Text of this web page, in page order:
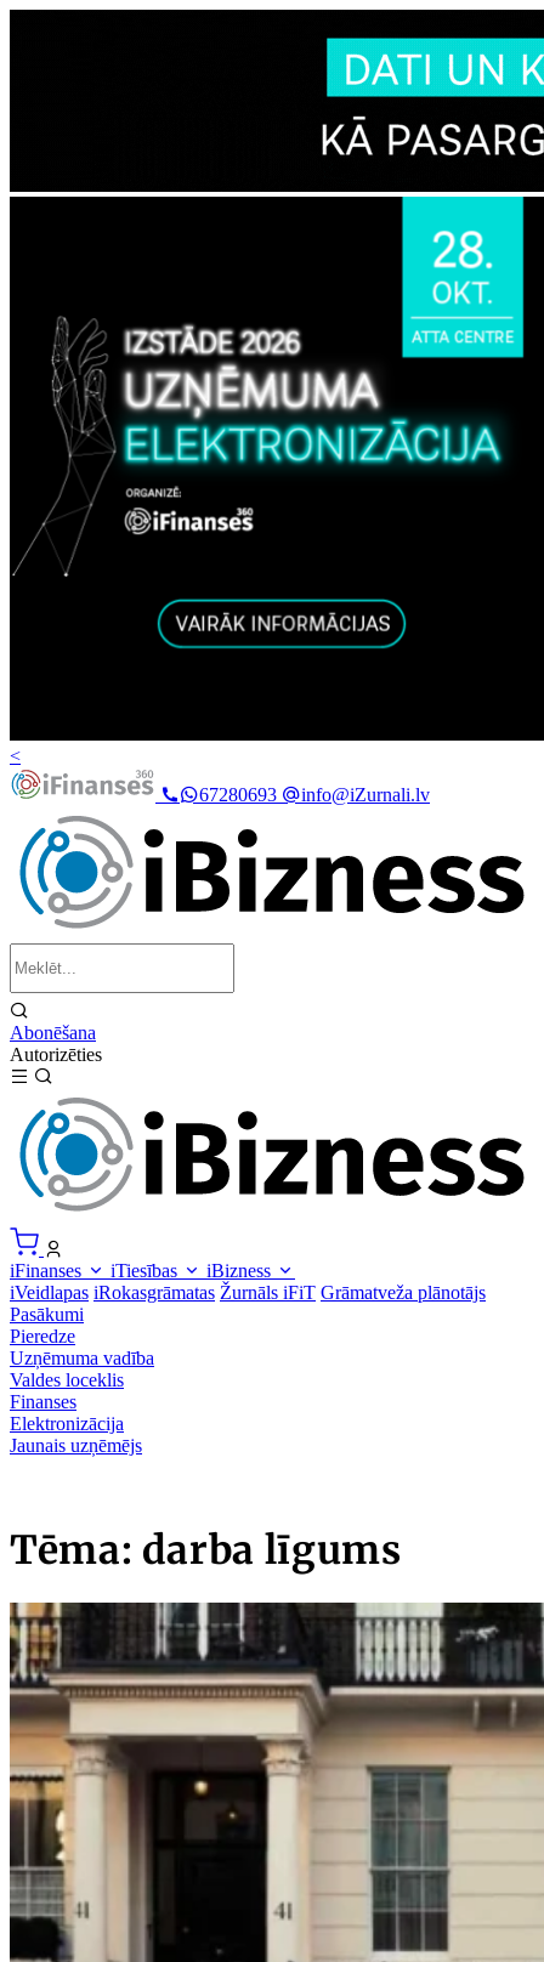
<
67280693
info@iZurnali.lv
Abonēšana
Autorizēties
iFinanses iTiesības
iBizness
iVeidlapas iRokasgrāmatas Žurnāls iFiT Grāmatveža plānotājs
Pasākumi
Pieredze
Uzņēmuma vadība
Valdes loceklis
Finanses
Elektronizācija
Jaunais uzņēmējs
Tēma: darba līgums